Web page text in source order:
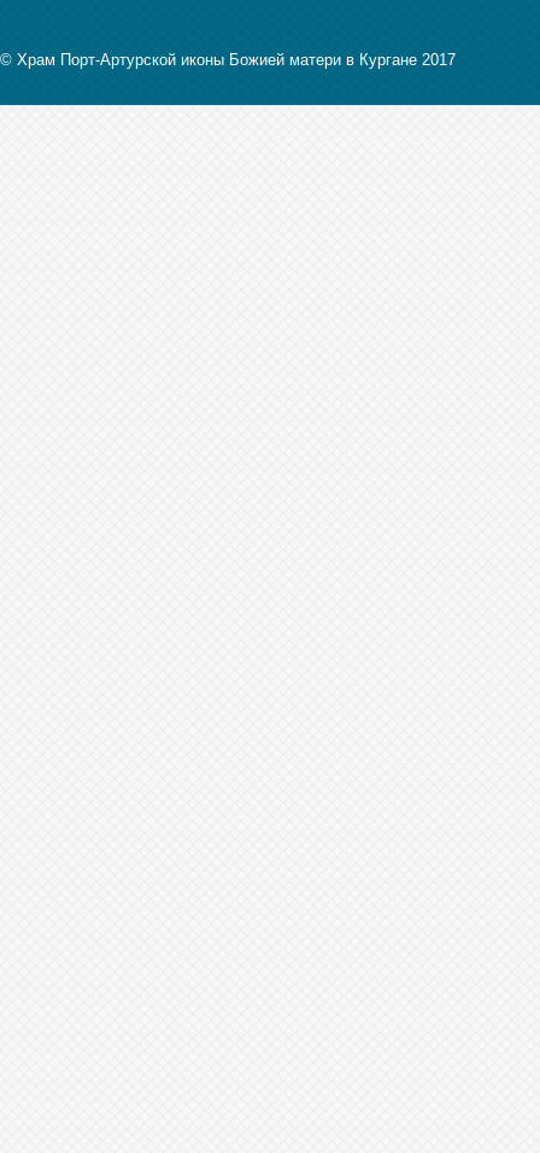
© Храм Порт-Артурской иконы Божией матери в Кургане 2017